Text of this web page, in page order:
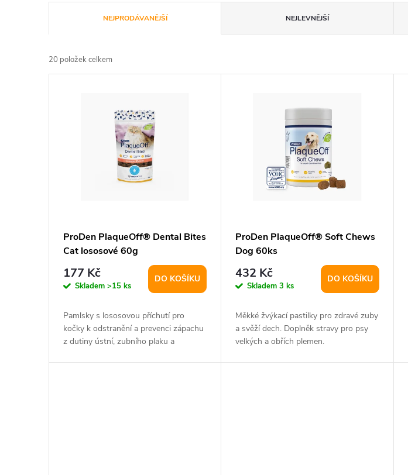
a
z
t
NEJPRODÁVANĚJŠÍ NEJLEVNĚJŠÍ
20 položek celkem
ProDen PlaqueOff® Dental Bites
Cat lososové 60g
177 Kč
Skladem >15 ks
DO KOŠÍKU
Pamlsky s lososovou příchutí pro
kočky k odstranění a prevenci zápachu
z dutiny ústní, zubního plaku a
ProDen PlaqueOff® Soft Chews
Dog 60ks
432 Kč
Skladem3 ks
DO KOŠÍKU
Měkké žvýkací pastilky pro zdravé zuby
a svěží dech. Doplněk stravy pro psy
velkých a obřích plemen.